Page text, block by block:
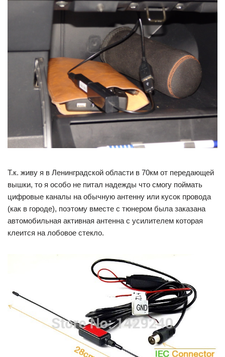
Т.к. живу я в Ленинградской области в 70км от передающей
вышки, то я особо не питал надежды что смогу поймать
цифровые каналы на обычную антенну или кусок провода
(как в городе), поэтому вместе с тюнером была заказана
автомобильная активная антенна с усилителем которая
клеится на лобовое стекло.